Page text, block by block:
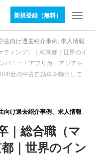
新規登録（無料）
T
g
g
i
a
t
i
生向け過去紹介事例 , 求人情報
ティング）｜東京都｜世界のイ
パニー！アフリカ、アジアを
台の中古自動車を輸出して
向け過去紹介事例 、 求人情報
｜総合職（マ
｜世界のイン